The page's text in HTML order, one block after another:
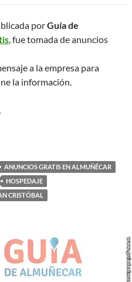
porGuía de
, fue tomada de anuncios
a la empresa para
la información.
ANUNCIOS GRATIS EN ALMUÑÉCAR
HOSPEDAJE
CRISTÓBAL